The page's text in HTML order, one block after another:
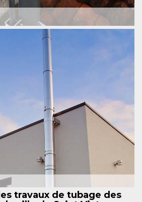
travaux de tubage des